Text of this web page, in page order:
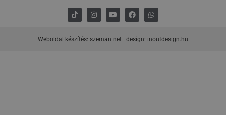
Weboldal készítés: szeman.net design: inoutdesign.hu